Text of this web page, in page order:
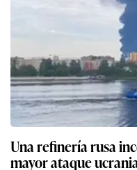
Una refinería rusa
mayor ataque